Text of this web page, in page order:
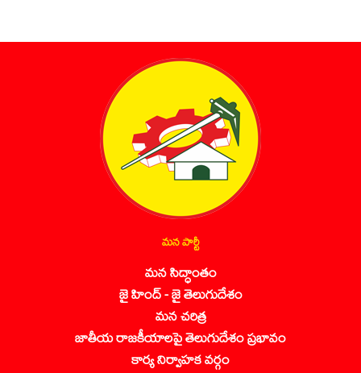
మన పార్టీ
మన సిద్ధాంతం
జై హింద్ - జై తెలుగుదేశం
మన చరిత్ర
జాతీయ రాజకీయాలపై తెలుగుదేశం ప్రభావం
కార్య నిర్వాహక వర్గం